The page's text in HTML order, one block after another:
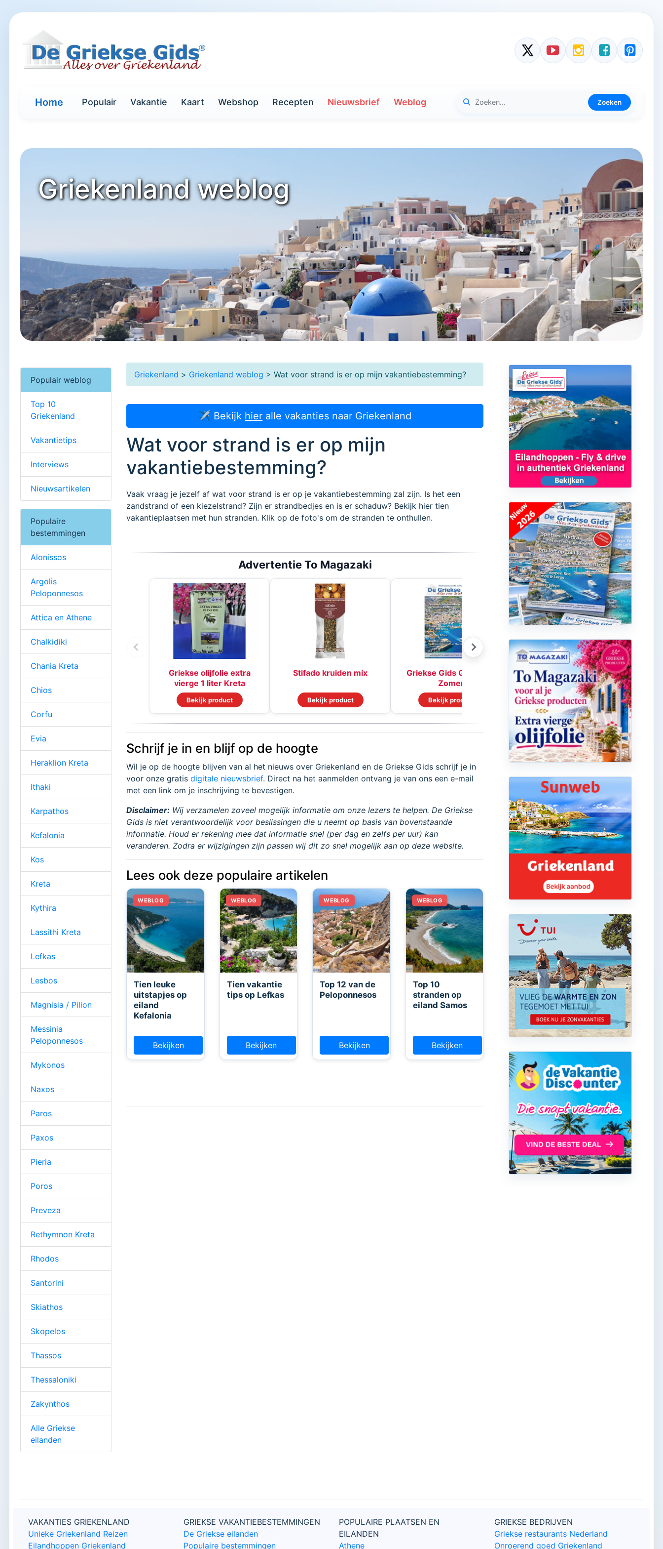
Home Populair Vakantie Kaart Webshop Recepten Nieuwsbrief Weblog Zoeken
Griekenland weblog
Griekenland > Griekenland weblog > Wat voor strand is er op mijn vakantiebestemming?
✈ Bekijk hier alle vakanties naar Griekenland
Wat voor strand is er op mijn
vakantiebestemming?
Vaak vraag je jezelf af wat voor strand is er op je vakantiebestemming zal zijn. Is het een
zandstrand of een kiezelstrand? Zijn er strandbedjes en is er schaduw? Bekijk hier tien
vakantieplaatsen met hun stranden. Klik op de foto's om de stranden te onthullen.
Advertentie To Magazaki
Griekse olijfolie extra
vierge 1 liter Kreta
Bekijk product
Stifado kruiden mix
Bekijk product
Griekse Gids Glossy 18
Zomer
Bekijk product
Griekse honing
Bekijk product
Schrijf je in en blijf op de hoogte
Wil je op de hoogte blijven van al het nieuws over Griekenland en de Griekse Gids schrijf je in
voor onze gratisdigitale nieuwsbrief. Direct na het aanmelden ontvang je van ons een e-mail
met een link om je inschrijving te bevestigen.
Disclaimer: Wij verzamelen zoveel mogelijk informatie om onze lezers te helpen. De Griekse
Gids is niet verantwoordelijk voor beslissingen die u neemt op basis van bovenstaande
informatie. Houd er rekening mee dat informatie snel (per dag en zelfs per uur) kan
veranderen. Zodra er wijzigingen zijn passen wij dit zo snel mogelijk aan op deze website.
Lees ook deze populaire artikelen
Tien leuke
uitstapjes op
eiland
Kefalonia
Bekijken
Tien vakantie
tips op Lefkas
Bekijken
Top 12 van de
Peloponnesos
Bekijken
Top 10
stranden op
eiland Samos
Bekijken
Populair weblog
Top 10
Griekenland
Vakantietips
Interviews
Nieuwsartikelen
Populaire
bestemmingen
Alonissos
Argolis
Peloponnesos
Attica en Athene
Chalkidiki
Chania Kreta
Chios
Corfu
Evia
Heraklion Kreta
Ithaki
Karpathos
Kefalonia
Kos
Kreta
Kythira
Lassithi Kreta
Lefkas
Lesbos
Magnisia / Pilion
Messinia
Peloponnesos
Mykonos
Naxos
Paros
Paxos
Pieria
Poros
Preveza
Rethymnon Kreta
Rhodos
Santorini
Skiathos
Skopelos
Thassos
Thessaloniki
Zakynthos
Alle Griekse
eilanden
VAKANTIES GRIEKENLAND
Unieke Griekenland Reizen
Eilandhoppen Griekenland
GRIEKSE VAKANTIEBESTEMMINGEN
De Griekse eilanden
Populaire bestemmingen
POPULAIRE PLAATSEN EN
EILANDEN
Athene
GRIEKSE BEDRIJVEN
Griekse restaurants Nederland
Onroerend goed Griekenland